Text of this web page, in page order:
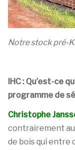
Notre stock pré-
IHC : Qu’est-ce
programme de
Christophe
contrairement au
de bois qui entre